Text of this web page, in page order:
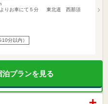
よりお車にて５分 東北道 西那須
分以内）
プランを見る